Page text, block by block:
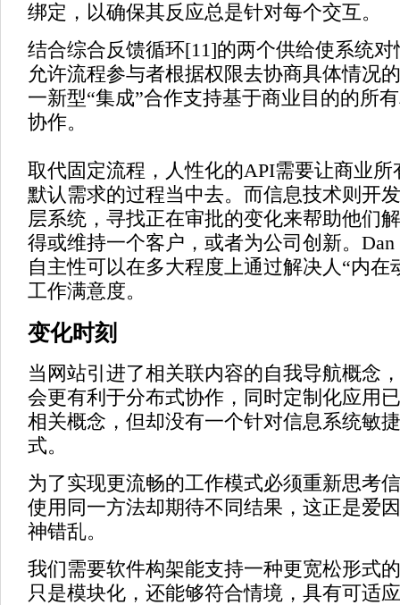
绑定，以确保其反应总是针对每个交互。
结合综合反馈循环[11]的两个供给使系统
允许流程参与者根据权限去协商具体情况
一新型“集成”合作支持基于商业目的的所
协作。
取代固定流程，人性化的API需要让商业所
默认需求的过程当中去。而信息技术则开
层系统，寻找正在审批的变化来帮助他们
得或维持一个客户，或者为公司创新。
自主性可以在多大程度上通过解决人“内在
工作满意度。
变化时刻
当网站引进了相关联内容的自我导航概念
会更有利于分布式协作，同时定制化应用
相关概念，但却没有一个针对信息系统敏
式。
为了实现更流畅的工作模式必须重新思考
使用同一方法却期待不同结果，这正是爱
神错乱。
我们需要软件构架能支持一种更宽松形式
只是模块化，还能够符合情境，具有可适